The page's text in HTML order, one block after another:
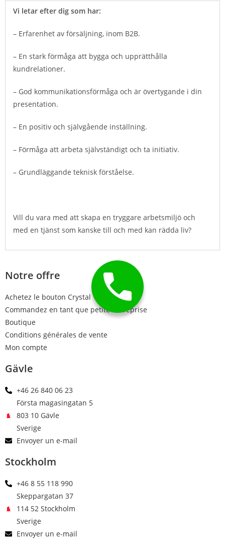
Vi letar efter dig som har:
– Erfarenhet av försäljning, inom B2B.
– En stark förmåga att bygga och upprätthålla
kundrelationer.
– God kommunikationsförmåga och är övertygande i din
presentation.
– En positiv och självgående inställning.
– Förmåga att arbeta självständigt och ta initiativ.
– Grundläggande teknisk förståelse.
Vill du vara med att skapa en tryggare arbetsmiljö och
med en tjänst som kanske till och med kan rädda liv?
Notre offre
Achetez le bouton Crystal
Commandez en tant que petite entreprise
Boutique
Conditions générales de vente
Mon compte
Gävle
+46 26 840 06 23
Första magasingatan 5
803 10 Gävle
Sverige
Envoyer un e-mail
Stockholm
+46 8 55 118 990
Skeppargatan 37
114 52 Stockholm
Sverige
Envoyer un e-mail